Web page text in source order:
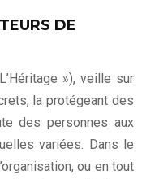
DE
»), veille sur
la protégeant des
des personnes aux
variées. Dans le
ou en tout